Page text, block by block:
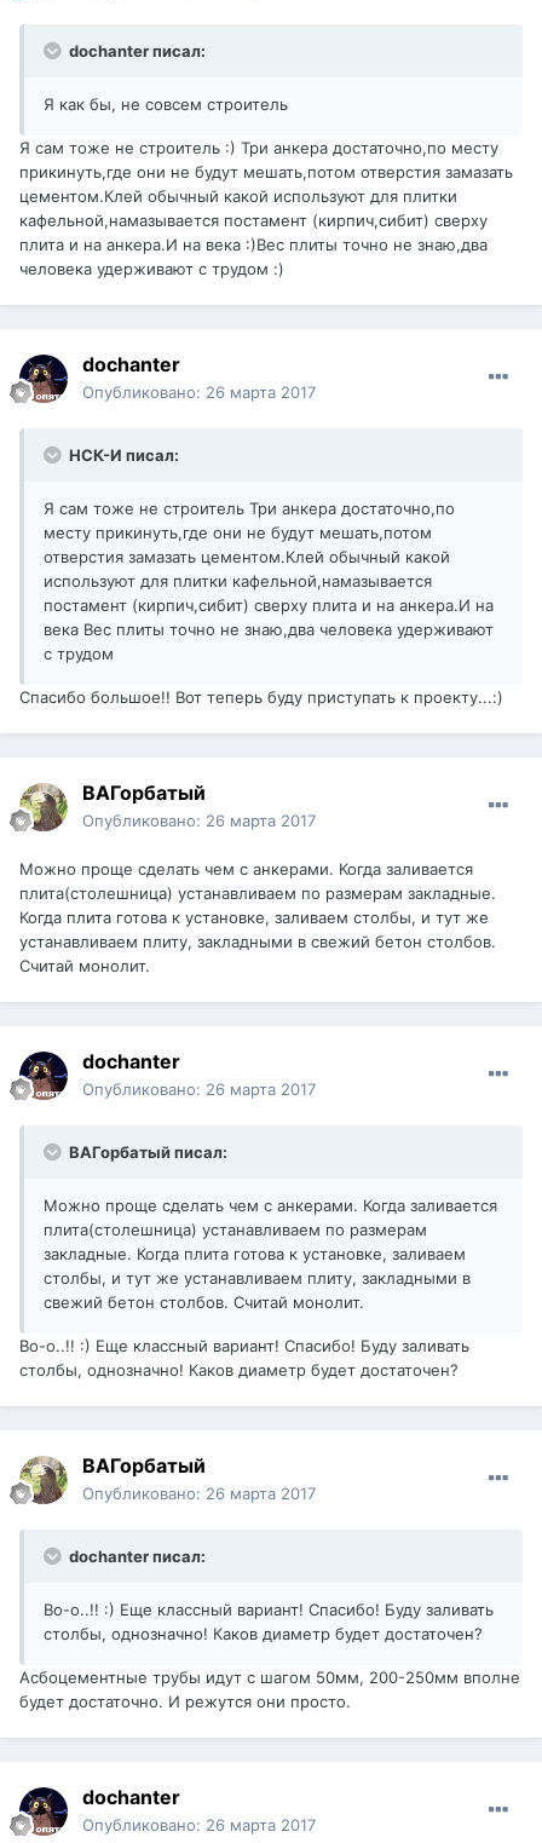
dochanter писал:
Я как бы, не совсем строитель
Я сам тоже не строитель :) Три анкера достаточно,по месту
прикинуть,где они не будут мешать,потом отверстия замазать
цементом.Клей обычный какой используют для плитки
кафельной,намазывается постамент (кирпич,сибит) сверху
плита и на анкера.И на века :)Вес плиты точно не знаю,два
человека удерживают с трудом :)
dochanter
Опубликовано: 26 марта 2017
НСК-И писал:
Я сам тоже не строитель Три анкера достаточно,по
месту прикинуть,где они не будут мешать,потом
отверстия замазать цементом.Клей обычный какой
используют для плитки кафельной,намазывается
постамент (кирпич,сибит) сверху плита и на анкера.И на
века Вес плиты точно не знаю,два человека удерживают
с трудом
Спасибо большое!! Вот теперь буду приступать к проекту...:)
ВАГорбатый
Опубликовано: 26 марта 2017
Можно проще сделать чем с анкерами. Когда заливается
плита(столешница) устанавливаем по размерам закладные.
Когда плита готова к установке, заливаем столбы, и тут же
устанавливаем плиту, закладными в свежий бетон столбов.
Считай монолит.
dochanter
Опубликовано: 26 марта 2017
ВАГорбатый писал:
Можно проще сделать чем с анкерами. Когда заливается
плита(столешница) устанавливаем по размерам
закладные. Когда плита готова к установке, заливаем
столбы, и тут же устанавливаем плиту, закладными в
свежий бетон столбов. Считай монолит.
Во-о..!! :) Еще классный вариант! Спасибо! Буду заливать
столбы, однозначно! Каков диаметр будет достаточен?
ВАГорбатый
Опубликовано: 26 марта 2017
dochanter писал:
Во-о..!! :) Еще классный вариант! Спасибо! Буду заливать
столбы, однозначно! Каков диаметр будет достаточен?
Асбоцементные трубы идут с шагом 50мм, 200-250мм вполне
будет достаточно. И режутся они просто.
dochanter
Опубликовано: 26 марта 2017